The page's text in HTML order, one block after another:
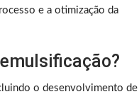
e a otimização da
o desenvolvimento de